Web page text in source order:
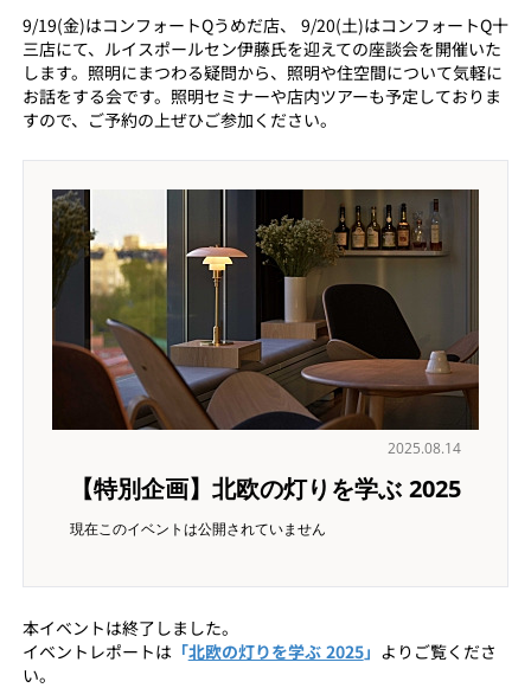
9/19(金)はコンフォートQうめだ店、 9/20(土)はコンフォートQ十
三店にて、ルイスポールセン伊藤氏を迎えての座談会を開催いた
します。照明にまつわる疑問から、照明や住空間について気軽に
お話をする会です。照明セミナーや店内ツアーも予定しておりま
すので、ご予約の上ぜひご参加ください。
2025.08.14
【特別企画】北欧の灯りを学ぶ 2025
現在このイベントは公開されていません
本イベントは終了しました。
イベントレポートは「北欧の灯りを学ぶ 2025」 よりご覧くださ
い。